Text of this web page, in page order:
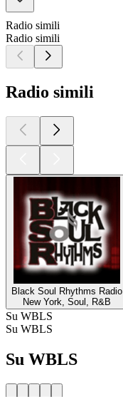
Radio simili
Radio simili
Radio simili
Black Soul Rhythms Radio
New York, Soul, R&B
Su WBLS
Su WBLS
Su WBLS